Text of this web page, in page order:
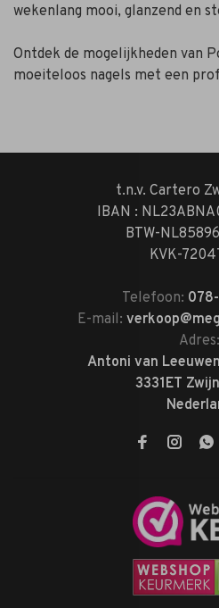
wekenlang mooi, glanzend en
Ontdek de mogelijkheden van
moeiteloos nagels met een
t.n.v. Cartero
IBAN :
BTW-
KVK-
Telefoon:
E-mail:
Adres:
Antoni van
3331ET